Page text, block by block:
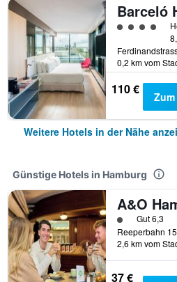
0,2 km vom
110 €
Weitere Hotels in der Nähe
Günstige Hotels in Hamburg
Gut 6,3
2,6 km vom
37 €